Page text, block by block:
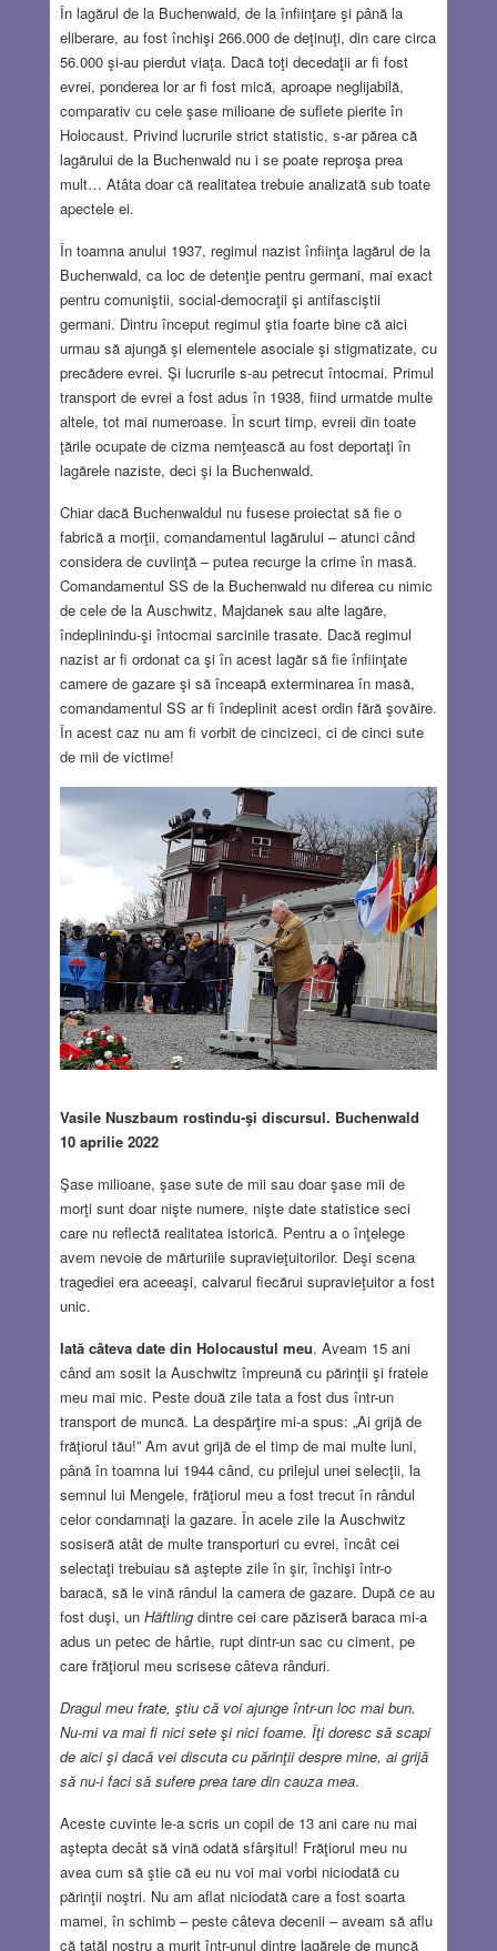
În lagărul de la Buchenwald, de la înfiinţare şi până la
eliberare, au fost închişi 266.000 de deţinuţi, din care circa
56.000 şi-au pierdut viaţa. Dacă toţi decedaţii ar fi fost
evrei, ponderea lor ar fi fost mică, aproape neglijabilă,
comparativ cu cele şase milioane de suflete pierite în
Holocaust. Privind lucrurile strict statistic, s-ar părea că
lagărului de la Buchenwald nu i se poate reproşa prea
mult… Atâta doar că realitatea trebuie analizată sub toate
apectele ei.
În toamna anului 1937, regimul nazist înfiinţa lagărul de la
Buchenwald, ca loc de detenţie pentru germani, mai exact
pentru comuniştii, social-democraţii şi antifasciştii
germani. Dintru început regimul ştia foarte bine că aici
urmau să ajungă şi elementele asociale şi stigmatizate, cu
precădere evrei. Şi lucrurile s-au petrecut întocmai. Primul
transport de evrei a fost adus în 1938, fiind urmatde multe
altele, tot mai numeroase. În scurt timp, evreii din toate
ţările ocupate de cizma nemţească au fost deportaţi în
lagărele naziste, deci şi la Buchenwald.
Chiar dacă Buchenwaldul nu fusese proiectat să fie o
fabrică a morţii, comandamentul lagărului – atunci când
considera de cuviinţă – putea recurge la crime în masă.
Comandamentul SS de la Buchenwald nu diferea cu nimic
de cele de la Auschwitz, Majdanek sau alte lagăre,
îndeplinindu-şi întocmai sarcinile trasate. Dacă regimul
nazist ar fi ordonat ca şi în acest lagăr să fie înfiinţate
camere de gazare şi să înceapă exterminarea în masă,
comandamentul SS ar fi îndeplinit acest ordin fără şovăire.
În acest caz nu am fi vorbit de cincizeci, ci de cinci sute
de mii de victime!
Vasile Nuszbaum rostindu-şi discursul. Buchenwald
10 aprilie 2022
Şase milioane, şase sute de mii sau doar şase mii de
morţi sunt doar nişte numere, nişte date statistice seci
care nu reflectă realitatea istorică. Pentru a o înţelege
avem nevoie de mărturiile supravieţuitorilor. Deşi scena
tragediei era aceeaşi, calvarul fiecărui supravieţuitor a fost
unic.
Iată câteva date din Holocaustul meu. Aveam 15 ani
când am sosit la Auschwitz împreună cu părinţii şi fratele
meu mai mic. Peste două zile tata a fost dus într-un
transport de muncă. La despărţire mi-a spus: „Ai grijă de
frăţiorul tău!” Am avut grijă de el timp de mai multe luni,
până în toamna lui 1944 când, cu prilejul unei selecţii, la
semnul lui Mengele, frăţiorul meu a fost trecut în rândul
celor condamnaţi la gazare. În acele zile la Auschwitz
sosiseră atât de multe transporturi cu evrei, încât cei
selectaţi trebuiau să aştepte zile în şir, închişi într-o
baracă, să le vină rândul la camera de gazare. După ce au
fost duşi, un Häftlingdintre cei care păziseră baraca mi-a
adus un petec de hârtie, rupt dintr-un sac cu ciment, pe
care frăţiorul meu scrisese câteva rânduri.
Dragul meu frate, ştiu că voi ajunge într-un loc mai bun.
Nu-mi va mai fi nici sete şi nici foame. Îţi doresc să scapi
de aici şi dacă vei discuta cu părinţii despre mine, ai grijă
să nu-i faci să sufere prea tare din cauza mea.
Aceste cuvinte le-a scris un copil de 13 ani care nu mai
aştepta decât să vină odată sfârşitul! Frăţiorul meu nu
avea cum să ştie că eu nu voi mai vorbi niciodată cu
părinţii noştri. Nu am aflat niciodată care a fost soarta
mamei, în schimb – peste câteva decenii – aveam să aflu
că tatăl nostru a murit într-unul dintre lagărele de muncă